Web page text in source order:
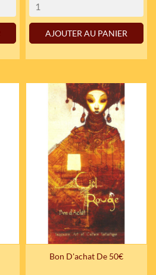
AJOUTER AU PANIER
Bon D'achat De 50€